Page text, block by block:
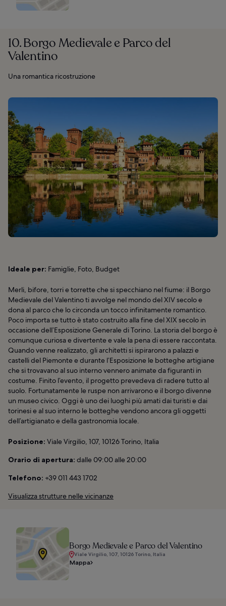
10. Borgo Medievale e Parco del
Valentino
Una romantica ricostruzione
Ideale per: Famiglie, Foto, Budget
Merli, bifore, torri e torrette che si specchiano nel fiume: il Borgo
Medievale del Valentino ti avvolge nel mondo del XIV secolo e
dona al parco che lo circonda un tocco infinitamente romantico.
Poco importa se tutto è stato costruito alla fine del XIX secolo in
occasione dell’Esposizione Generale di Torino. La storia del borgo è
comunque curiosa e divertente e vale la pena di essere raccontata.
Quando venne realizzato, gli architetti si ispirarono a palazzi e
castelli del Piemonte e durante l’Esposizione le botteghe artigiane
che si trovavano al suo interno vennero animate da figuranti in
costume. Finito l’evento, il progetto prevedeva di radere tutto al
suolo. Fortunatamente le ruspe non arrivarono e il borgo divenne
un museo civico. Oggi è uno dei luoghi più amati dai turisti e dai
torinesi e al suo interno le botteghe vendono ancora gli oggetti
dell’artigianato e della gastronomia locale.
Posizione: Viale Virgilio, 107, 10126 Torino, Italia
Orario di apertura: dalle 09:00 alle 20:00
Telefono: +39 011 443 1702
Visualizza strutture nelle vicinanze
Borgo Medievale e Parco del Valentino
Viale Virgilio, 107, 10126 Torino, Italia
Mappa